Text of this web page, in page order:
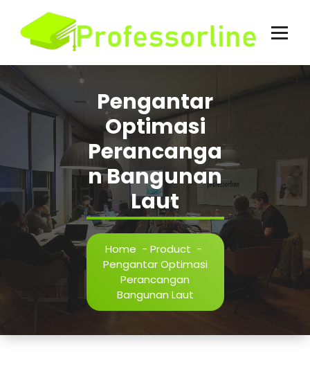
content
Pengantar
Optimasi
Perancanga
n Bangunan
Laut
Home - Product -
Pengantar Optimasi
Perancangan
Bangunan Laut